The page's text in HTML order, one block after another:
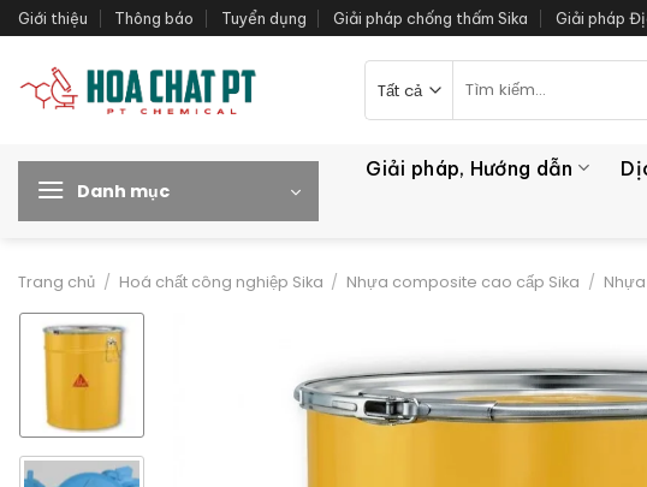
Bỏ
qua
dung
Giới thiệu Thông báo Tuyển dụng Giải pháp chống thấm Sika Giải pháp
kiếm:
Danh mục
Giải pháp, Hướng dẫn
Trang chủ / Hoá chất công nghiệp Sika / Nhựa composite cao cấp Sika /